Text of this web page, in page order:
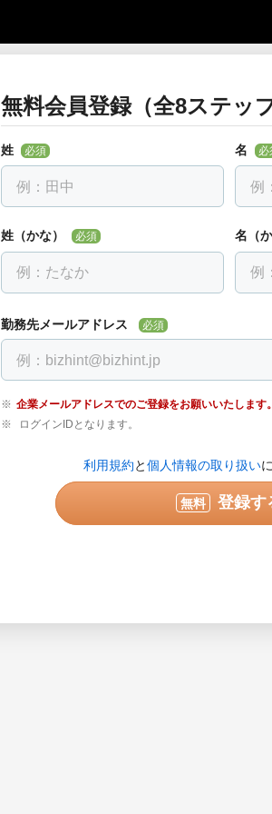
無料会員登録（全8ステッ
姓 必須 名 必
姓（かな） 必須 名（か
勤務先メールアドレス 必須
企業メールアドレスでのご登録をお願いいたします。
ログインIDとなります。
利用規約と個人情報の取り扱い
無料 登録す
お勤め先について教えて下さい 必
会社名を入力し、下に出る候補を選んでください。見つ
電話番号 必須
実際に連絡可能な電話番号を半角数字で入
ている番号は使用できません。